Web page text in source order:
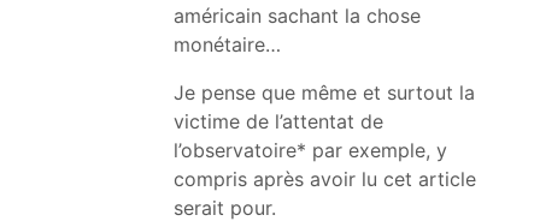
américain sachant la chose
monétaire…
Je pense que même et surtout la
victime de l’attentat de
l’observatoire* par exemple, y
compris après avoir lu cet article
serait pour.